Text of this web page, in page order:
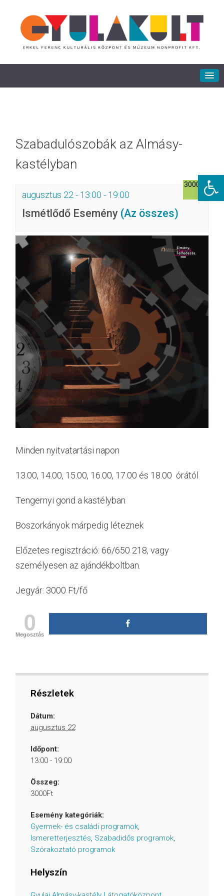
Szabadulószobák az Almásy-
kastélyban
augusztus 22 - 13:00 - 19:00
Ismétlődő Esemény (Az összes)
3000Ft
Minden nyitvatartási napon
13.00, 14.00, 15.00, 16.00, 17.00 és 18.00 órától
Tengernyi gond a kastélyban
Boszorkányok márpedig léteznek
Előzetes regisztráció: 66/650 218, vagy
személyesen az ajándékboltban.
Jegyár: 3000 Ft/fő
0
Megosztás
Részletek
Dátum:
augusztus 22
Időpont:
13:00 - 19:00
Összeg:
3000Ft
Esemény kategóriák:
Gyermek- és családi programok,
Ismeretterjesztés, Szabadidős programok,
Szórakoztató programok
Helyszín